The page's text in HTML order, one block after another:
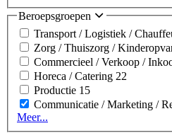
Beroepsgroepen
Transport / Logistiek /
Zorg / Thuiszorg /
Commercieel / Verkoop /
Horeca / Catering 22
Productie 15
Communicatie / Marketing /
Meer...